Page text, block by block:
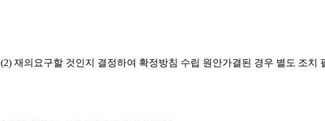
(2) 재의요구할 것인지 결정하여 확정방침 수립 원안가결된 경우 별도 조치